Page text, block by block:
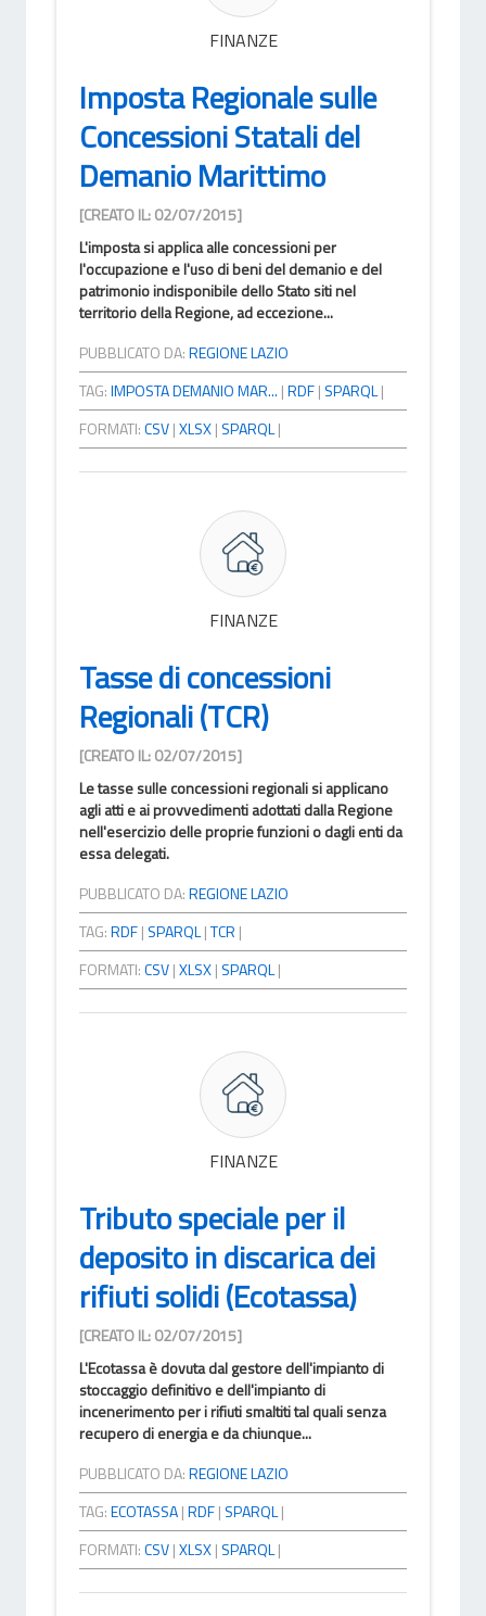
FINANZE
Imposta Regionale sulle
Concessioni Statali del
Demanio Marittimo
[CREATO IL: 02/07/2015]
L'imposta si applica alle concessioni per
l'occupazione e l'uso di beni del demanio e del
patrimonio indisponibile dello Stato siti nel
territorio della Regione, ad eccezione...
PUBBLICATO DA:REGIONE LAZIO
TAG:IMPOSTA DEMANIO MAR... |RDF| SPARQL|
FORMATI:CSV|XLSX| SPARQL|
FINANZE
Tasse di concessioni
Regionali (TCR)
[CREATO IL: 02/07/2015]
Le tasse sulle concessioni regionali si applicano
agli atti e ai provvedimenti adottati dalla Regione
nell'esercizio delle proprie funzioni o dagli enti da
essa delegati.
PUBBLICATO DA:REGIONE LAZIO
TAG:RDF| SPARQL|TCR |
FORMATI:CSV|XLSX| SPARQL|
FINANZE
Tributo speciale per il
deposito in discarica dei
rifiuti solidi (Ecotassa)
[CREATO IL: 02/07/2015]
L'Ecotassa è dovuta dal gestore dell'impianto di
stoccaggio definitivo e dell'impianto di
incenerimento per i rifiuti smaltiti tal quali senza
recupero di energia e da chiunque...
PUBBLICATO DA:REGIONE LAZIO
TAG:ECOTASSA|RDF| SPARQL|
FORMATI:CSV|XLSX| SPARQL|